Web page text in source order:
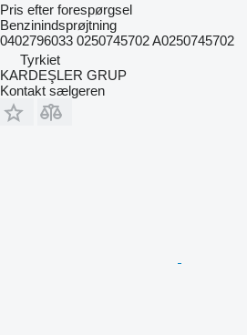
Pris efter forespørgsel
Benzinindsprøjtning
0402796033 0250745702 A0250745702
Tyrkiet
KARDEŞLER GRUP
Kontakt sælgeren